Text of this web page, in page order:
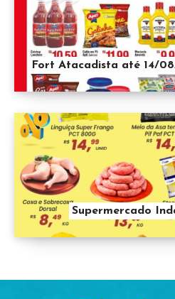
Fort Atacadista até 14/
Supermercado